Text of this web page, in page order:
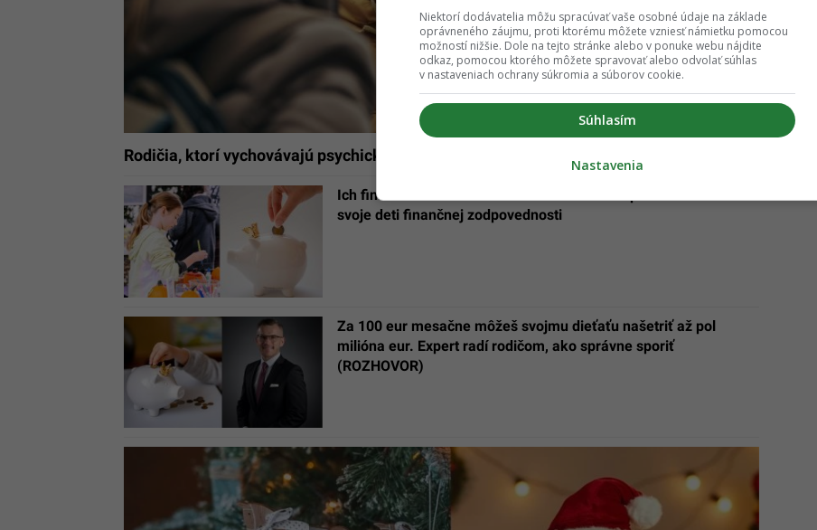
Rodičia, ktorí vychovávajú psychicky odolné deti, nikdy nepoužívajú týchto 5 zvykov
Ich finančná budúcnosť závisí od rodičov: 5 tipov ako naučiť
svoje deti finančnej zodpovednosti
Za 100 eur mesačne môžeš svojmu dieťaťu našetriť až pol
milióna eur. Expert radí rodičom, ako správne sporiť
(ROZHOVOR)
Niektorí dodávatelia môžu spracúvať vaše osobné údaje na základe
oprávneného záujmu, proti ktorému môžete vzniesť námietku pomocou
možností nižšie. Dole na tejto stránke alebo v ponuke webu nájdite
odkaz, pomocou ktorého môžete spravovať alebo odvolať súhlas
v nastaveniach ochrany súkromia a súborov cookie.
Súhlasím
Nastavenia